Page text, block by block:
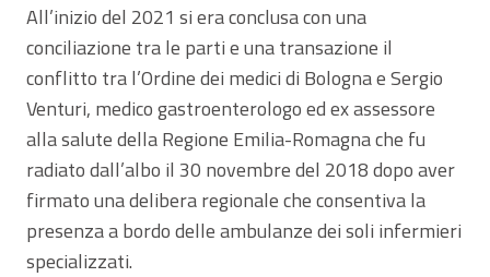
All’inizio del 2021 si era conclusa con una
conciliazione tra le parti e una transazione il
conflitto tra l’Ordine dei medici di Bologna e Sergio
Venturi, medico gastroenterologo ed ex assessore
alla salute della Regione Emilia-Romagna che fu
radiato dall’albo il 30 novembre del 2018 dopo aver
firmato una delibera regionale che consentiva la
presenza a bordo delle ambulanze dei soli infermieri
specializzati.